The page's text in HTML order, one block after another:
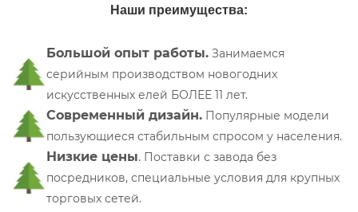
Наши преимущества:
Большой опыт работы. Занимаемся
серийным производством новогодних
искусственных елей БОЛЕЕ 11 лет.
Современный дизайн. Популярные модели
пользующиеся стабильным спросом у населения.
Низкие цены. Поставки с завода без
посредников, специальные условия для крупных
торговых сетей.